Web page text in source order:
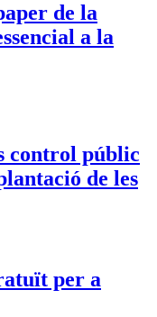
de la
a la
control públic
de les
per a